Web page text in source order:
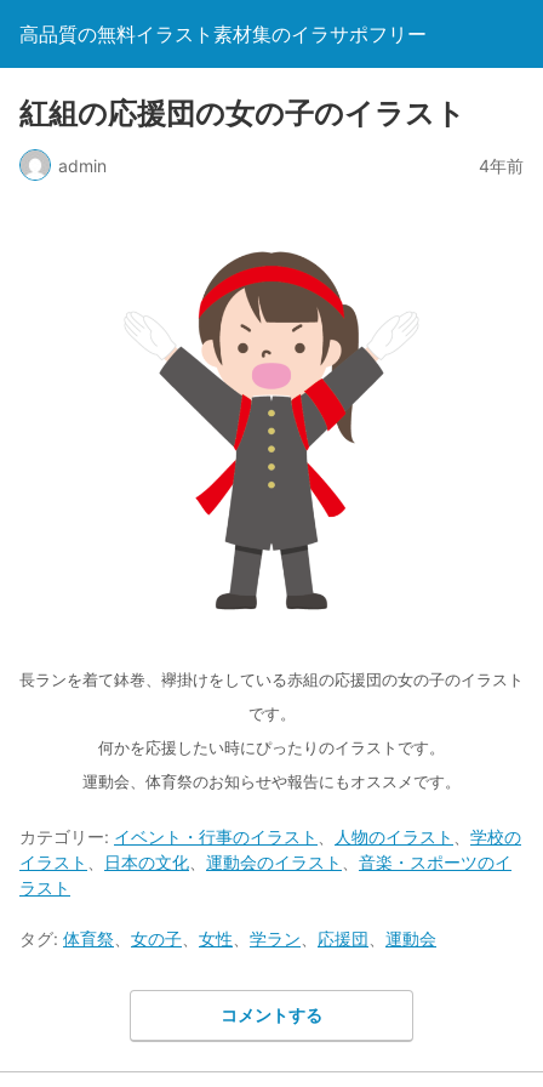
高品質の無料イラスト素材集のイラサポフリー
紅組の応援団の女の子のイラスト
admin 4年前
長ランを着て鉢巻、襷掛けをしている赤組の応援団の女の子のイラスト
です。
何かを応援したい時にぴったりのイラストです。
運動会、体育祭のお知らせや報告にもオススメです。
カテゴリー: イベント・行事のイラスト 人物のイラスト
学校の
イラスト
日本の文化 運動会のイラスト
音楽・スポーツのイ
ラスト
タグ: 体育祭 女の子 女性 学ラン 応援団 運動会
コメントする